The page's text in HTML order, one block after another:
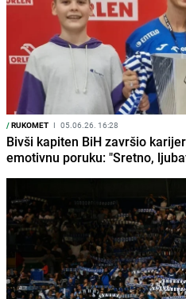
/RUKOMET I 05.06.26. 16:28
Bivši kapiten BiH završio
emotivnu poruku: "Sretno,